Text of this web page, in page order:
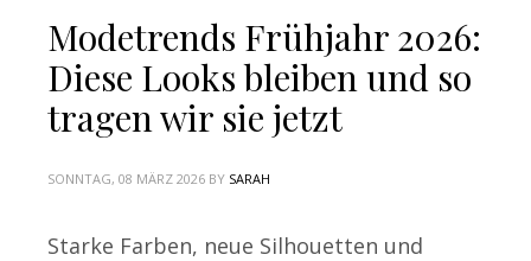
Modetrends Frühjahr 2026:
Diese Looks bleiben und so
tragen wir sie jetzt
SONNTAG, 08 MÄRZ 2026 BY SARAH
Starke Farben, neue Silhouetten und